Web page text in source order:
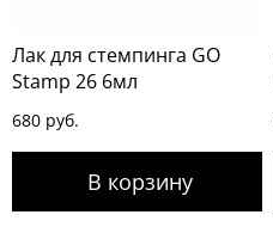
Лак для стемпинга GO
Stamp 26 6мл
680 руб.